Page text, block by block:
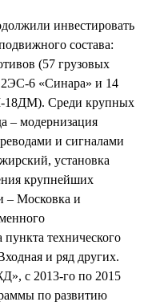
инвестировать
состава:
(57 грузовых
2ЭС-6 «Синара» и 14
18ДМ). Среди крупных
– модернизация
и сигналами
установка
крупнейших
– Московка и
технического
и ряд других.
с 2013-го по 2015
по развитию